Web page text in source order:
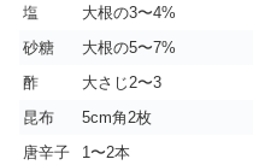
塩
大根の3〜4%
砂糖
大根の5〜7%
酢
大さじ2〜3
昆布
5cm角2枚
唐辛子
1〜2本